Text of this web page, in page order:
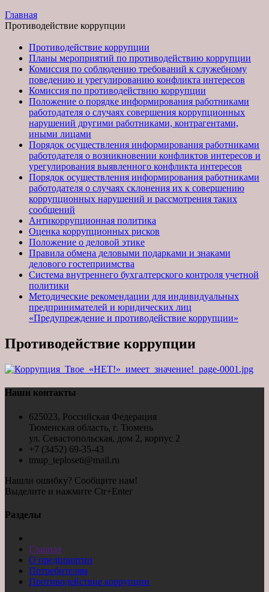
Главная
Противодействие коррупции
Противодействие коррупции
Планы мероприятий по противодействию коррупции
Комиссия по соблюдению требований к служебному
поведению и урегулированию конфликта интересов
Комиссия по противодействию коррупции
Положение о порядке информирования работниками
работодателя о случаях совершения коррупционных
нарушений другими работниками, контрагентами,
иными лицами
Порядок осуществления информирования работниками
работодателя о возникновении конфликтов интересов и
урегулирования выявленного конфликта интересов
Порядок осуществления информирования работниками
работодателя о случаях склонения их к совершению
коррупционных нарушений и рассмотрения таких
сообщений
Антикоррупционная политика
Оценка коррупционных рисков
Положение о деловой этике
Правила обмена деловыми подарками и знаками
делового гостеприимства
Система внутреннего бухгалтерского контроля учетной
политики
Методические рекомендации для индивидуальных
предпринимателей и юридических лиц
«Предупреждение и противодействие коррупции»
Противодействие коррупции
Наши контакты
625023, Российская Федерация
Тюменская область, г. Тюмень
ул. Севастопольская, дом 2, корпус 2
+7 (3452) 69-35-43
tmup_teploseti@mail.ru
Нашли ошибку? Сообщите нам!
Выделите и нажмите Ctr+Enter
Разделы
Главная
О предприятии
Потребителям
Противодействие коррупции